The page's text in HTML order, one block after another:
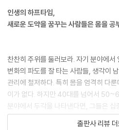
것에 우선한다. 몸이 곧 당신이다. 몸을
에 남을 위한 일이다.
폐를 끼친다. 몸을 돌보면 몸도 당신을
몸이 반란을 일으킨다.
--- “몸이 당신을 말해준다”에서 (p.27)
다이어트와 관련해서 별의별 장사꾼들
인생의 하프타임,
새로운 도약을 꿈꾸는 사람들은 몸을 공
찬찬히 주위를 둘러보라. 자기 분야에서
변화의 파도를 잘 타는 사람들, 생각이
관리에 철저하다. 특히 몸을 엄격히 다
이가 없다. 하지만 40대를 넘어서
분야에서 두각을 나타낸다면, 그들은
들이다.
출판사 리뷰